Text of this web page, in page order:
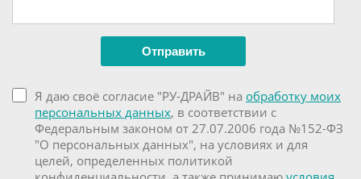
Я даю своё согласие "РУ-ДРАЙВ" на обработку моих
персональных данных, в соответствии с
Федеральным законом от 27.07.2006 года №152-ФЗ
"О персональных данных", на условиях и для
целей, определенных политикой